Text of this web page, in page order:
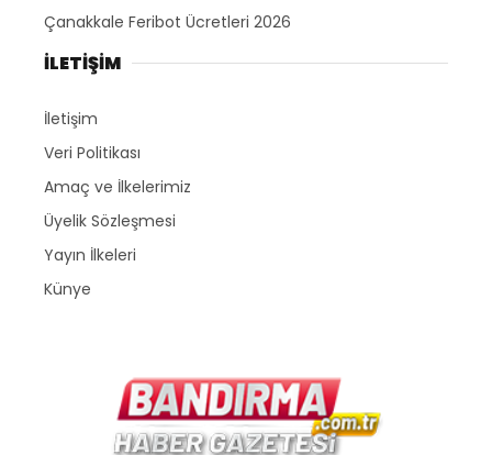
Çanakkale Feribot Ücretleri 2026
İLETİŞİM
İletişim
Veri Politikası
Amaç ve İlkelerimiz
Üyelik Sözleşmesi
Yayın İlkeleri
Künye